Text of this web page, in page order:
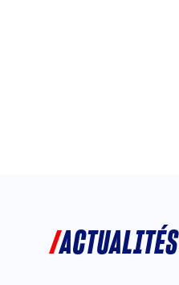
ACTUALITÉS